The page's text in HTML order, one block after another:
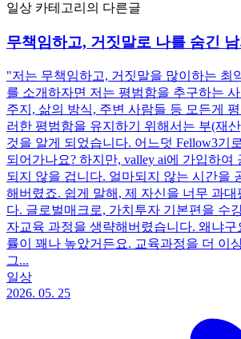
일상 카테고리의 다른글
무책임하고, 거짓말로 나를 숨긴
"저는 무책임하고, 거짓말을 많이하는 최
를 소개하자면 저는 평범함을 추구하는
주지, 삶의 방식, 주변 사람들 등 모든게
러한 평범함을 유지하기 위해서는 부(재
것을 알게 되었습니다. 어느덧 Fellow3기
되어가나요? 하지만, valley ai에 가입하여
되지 않을 겁니다. 얼마되지 않는 시간을
해버렸죠. 쉽게 말해, 제 자신을 너무 과대
다. 글로벌매크로, 가치투자 기본편을 수
자교육 과정을 생략해버렸습니다. 왜냐구
률이 꽤나 높았거든요. 교육과정을 더 이
그...
일상
2026. 05. 25